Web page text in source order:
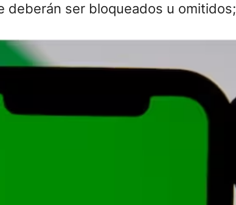
ser bloqueados u